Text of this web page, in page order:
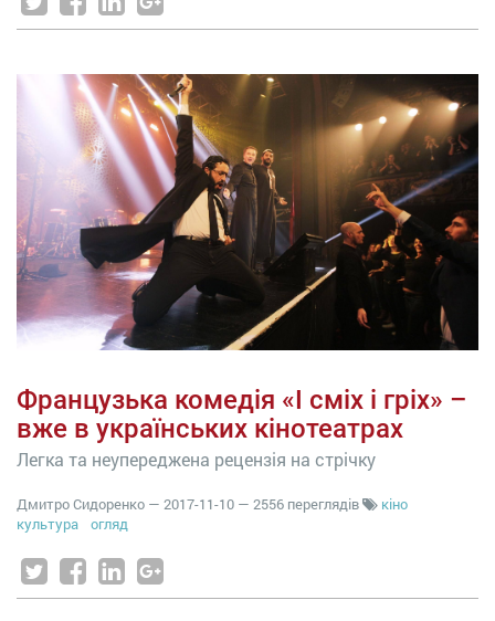
Французька комедія «І сміх і гріх» –
вже в українських кінотеатрах
Легка та неупереджена рецензія на стрічку
Дмитро Сидоренко — 2017-11-10 — 2556 переглядів
кіно
культура
огляд